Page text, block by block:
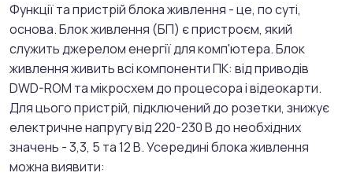
Функції та пристрій блока живлення - це, по суті,
основа. Блок живлення (БП) є пристроєм, який
служить джерелом енергії для комп'ютера. Блок
живлення живить всі компоненти ПК: від приводів
DWD-ROM та мікросхем до процесора і відеокарти.
Для цього пристрій, підключений до розетки, знижує
електричне напругу від 220-230 В до необхідних
значень - 3,3, 5 та 12 В. Усередині блока живлення
можна виявити: